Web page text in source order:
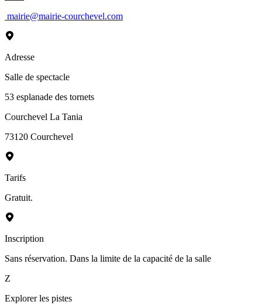
mairie@mairie-courchevel.com
Adresse
Salle de spectacle
53 esplanade des tornets
Courchevel La Tania
73120 Courchevel
Tarifs
Gratuit.
Inscription
Sans réservation. Dans la limite de la capacité de la salle
Z
Explorer les pistes